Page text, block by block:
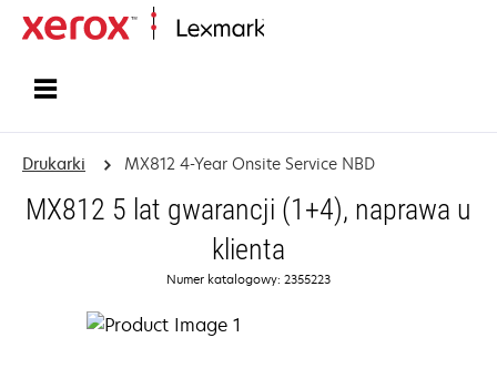
Drukarki MX812 4-Year Onsite Service NBD
MX812 5 lat gwarancji (1+4), naprawa u
klienta
Numer katalogowy: 2355223